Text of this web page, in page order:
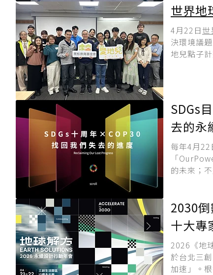
世界地
4月22日世
決環境議
地兒點子
SDGs
去的永
每年4月22
「
的未來；
2030
十大專
2026《地
於台北三
加速」。